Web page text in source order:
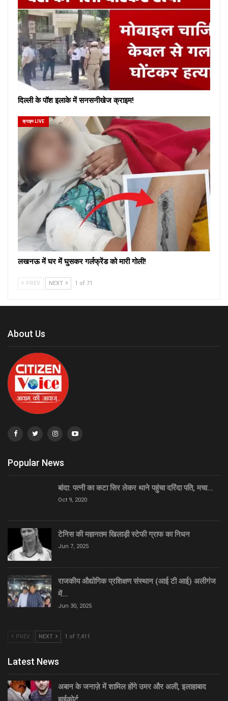
दिल्ली के पॉश इलाके में सनसनीखेज क्राइम!
क्राइम LIVE
लखनऊ में घर में घुसकर गर्लफ्रेंड को मारी गोली!
PREV NEXT 1 of 71
About Us
Popular News
बांदा: पत्नी का कटा सिर लेकर थाने पहुंचा दरिंदा पति, मचा…
Oct 9, 2020
टेनिस की महानतम खिलाड़ी स्टेफी ग्राफ का निधन
Jun 7, 2025
राजकीय औद्योगिक प्रशिक्षण संस्थान (आई टी आई) अलीगंज
में…
Jun 30, 2025
PREV NEXT 1 of 7,411
Latest News
अबान के जनाज़े में शामिल होंगे उमर और अली, इलाहाबाद